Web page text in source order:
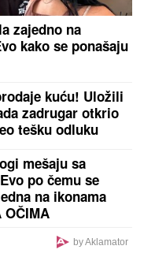
OKRUŽEN
zbog loše
SU
ima